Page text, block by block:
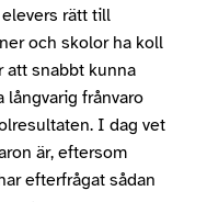
rätt till
och skolor ha koll
att snabbt kunna
långvarig frånvaro
I dag vet
är, eftersom
efterfrågat sådan